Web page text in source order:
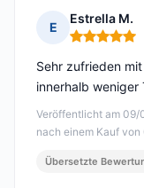
E
Estrella M.
Hinweis: 5
Veröffentlicht am 09/
nach einem Kauf
Sehr zufrieden
innerhalb weniger
Übersetzte